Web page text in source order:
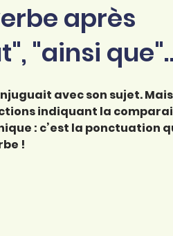
après
"ainsi
avec son sujet.
indiquant la
: c’est la ponctuation
!